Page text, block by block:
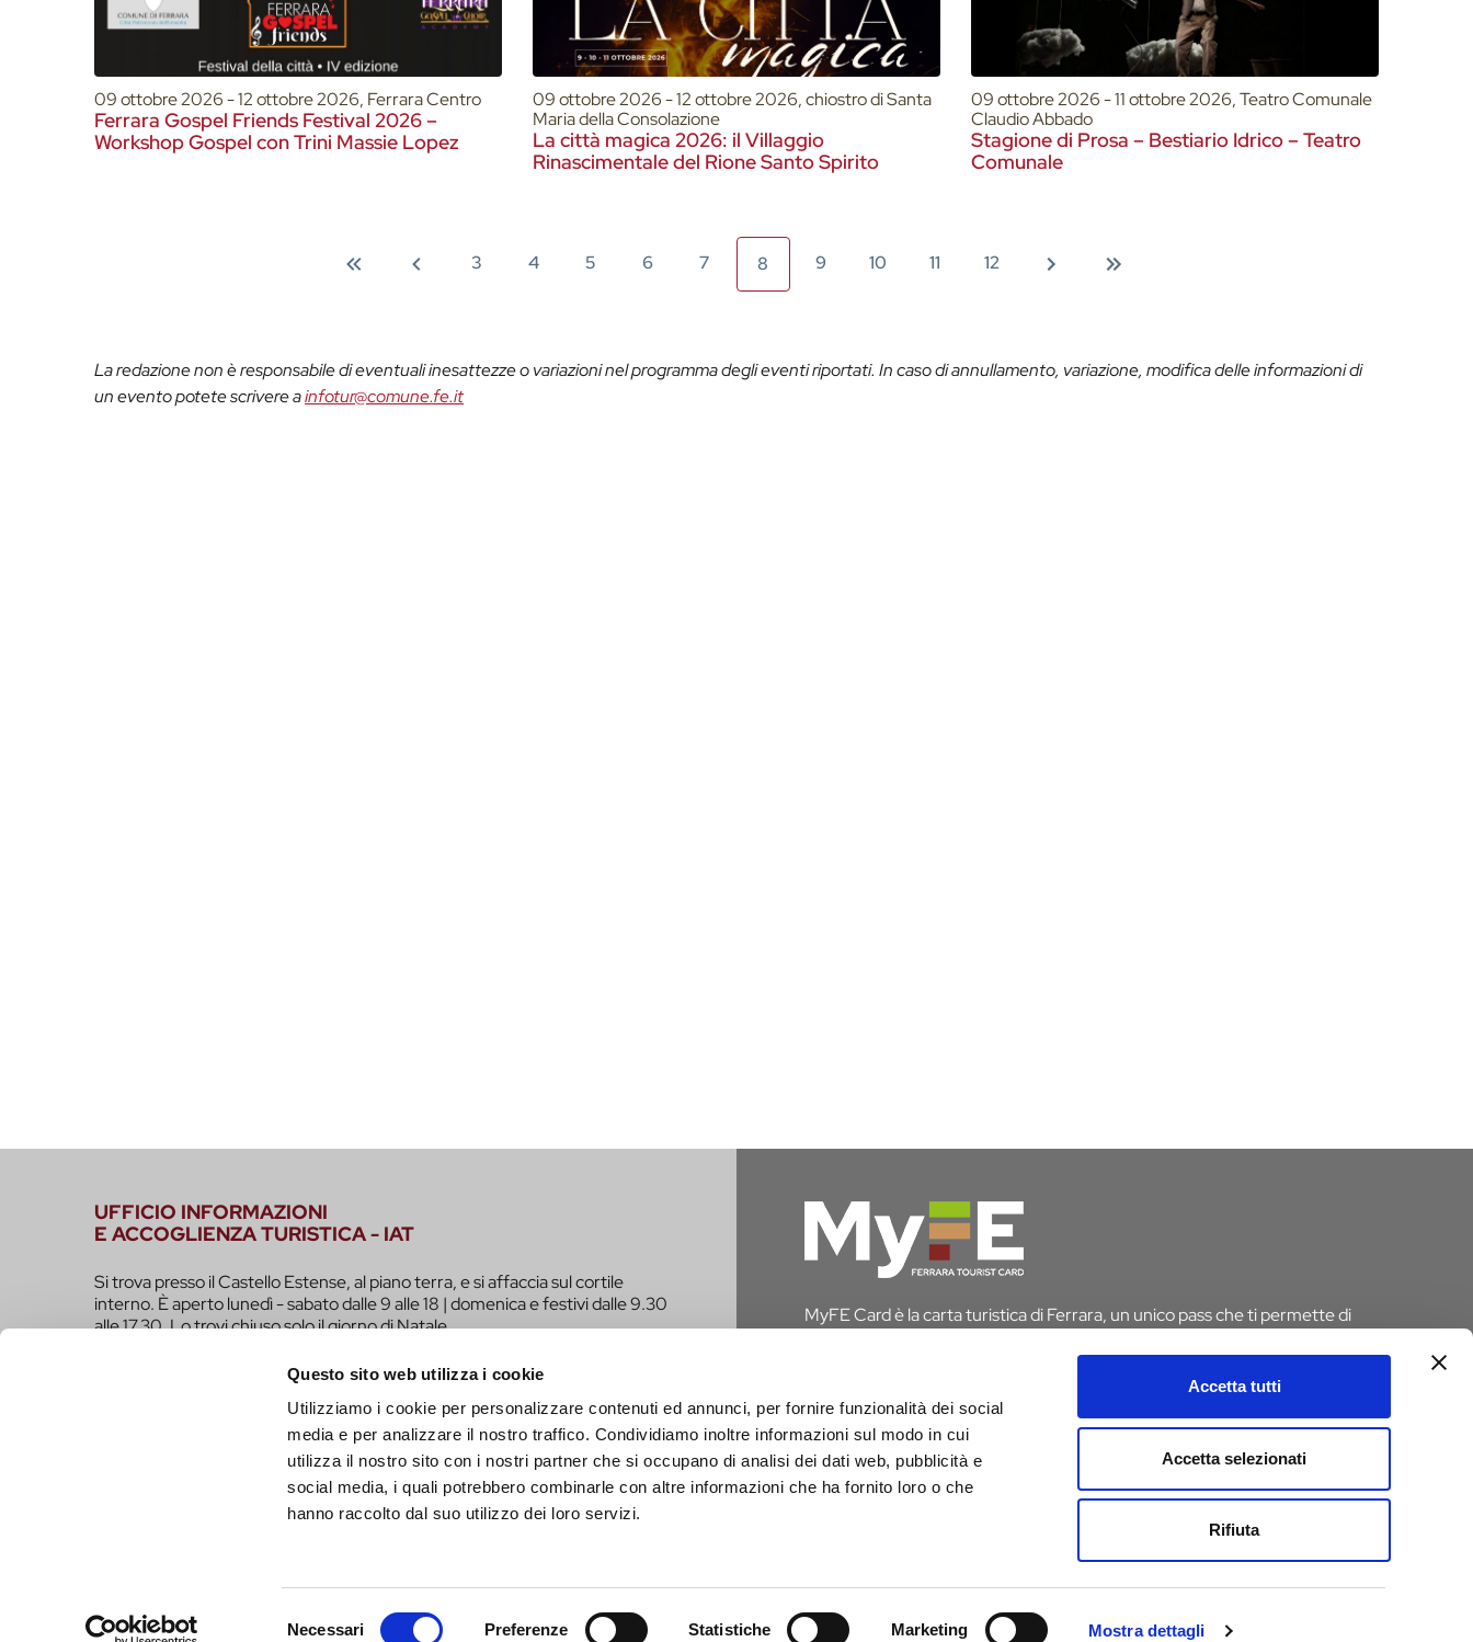
Questo sito web utilizza i cookie
Utilizziamo i cookie per personalizzare contenuti ed annunci, per fornire funzionalità dei social
media e per analizzare il nostro traffico. Condividiamo inoltre informazioni sul modo in cui
utilizza il nostro sito con i nostri partner che si occupano di analisi dei dati web, pubblicità e
social media, i quali potrebbero combinarle con altre informazioni che ha fornito loro o che
hanno raccolto dal suo utilizzo dei loro servizi.
Necessari Preferenze Statistiche Marketing Mostra dettagli
Accetta tutti
Accetta selezionati
Rifiuta
09 ottobre 2026 - 12 ottobre 2026, Ferrara Centro
Ferrara Gospel Friends Festival 2026 –
Workshop Gospel con Trini Massie Lopez
09 ottobre 2026 - 12 ottobre 2026, chiostro di Santa
Maria della Consolazione
La città magica 2026: il Villaggio
Rinascimentale del Rione Santo Spirito
09 ottobre 2026 - 11 ottobre 2026, Teatro Comunale
Claudio Abbado
Stagione di Prosa – Bestiario Idrico – Teatro
Comunale
3 4 5 6 7 8 9 10 11 12
La redazione non è responsabile di eventuali inesattezze o variazioni nel programma degli eventi riportati. In caso di annullamento, variazione, modifica delle informazioni di
un evento potete scrivere ainfotur@comune.fe.it
UFFICIO INFORMAZIONI
E ACCOGLIENZA TURISTICA - IAT
Si trova presso il Castello Estense, al piano terra, e si affaccia sul cortile
interno. È aperto lunedì - sabato dalle 9 alle 18 | domenica e festivi dalle 9.30
alle 17.30. Lo trovi chiuso solo il giorno di Natale.
infotur@comune.fe.it 0532-419190
SEI UN OPERATORE TURISTICO E VUOI ESSERE CONTATTATO PER
FARE PARTE DEL PROGETTO INFERRARA?
MyFE Card è la carta turistica di Ferrara, un unico pass che ti permette di
hai diritto all’esenzione dall’imposta di soggiorno
SCOPRI MYFE CARD